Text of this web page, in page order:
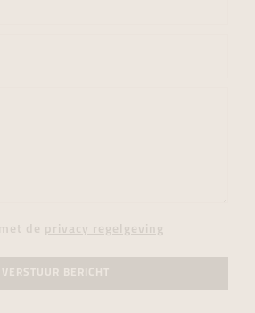
de privacy regelgeving
VERSTUUR BERICHT